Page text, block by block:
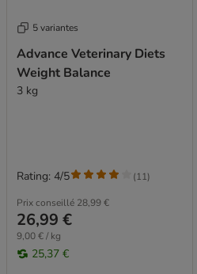
5 variantes
Advance Veterinary Diets
Weight Balance
3 kg
Prix conseillé 28,99 €
26,99 €
9,00 € / kg
25,37 €
Rating: 4/5 (11)